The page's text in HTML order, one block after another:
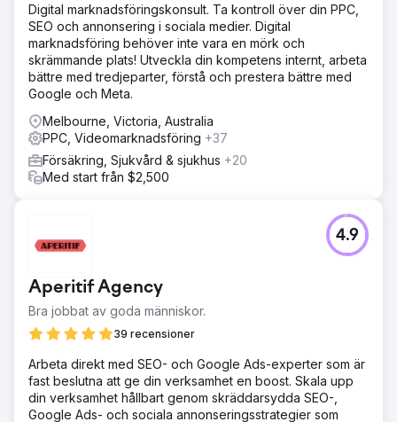
Digital marknadsföringskonsult. Ta kontroll över din PPC,
SEO och annonsering i sociala medier. Digital
marknadsföring behöver inte vara en mörk och
skrämmande plats! Utveckla din kompetens internt, arbeta
bättre med tredjeparter, förstå och prestera bättre med
Google och Meta.
Melbourne, Victoria, Australia
PPC, Videomarknadsföring +37
Försäkring, Sjukvård & sjukhus +20
Med start från $2,500
Aperitif Agency
Bra jobbat av goda människor.
39 recensioner
4.9
Arbeta direkt med SEO- och Google Ads-experter som är
fast beslutna att ge din verksamhet en boost. Skala upp
din verksamhet hållbart genom skräddarsydda SEO-,
Google Ads- och sociala annonseringsstrategier som